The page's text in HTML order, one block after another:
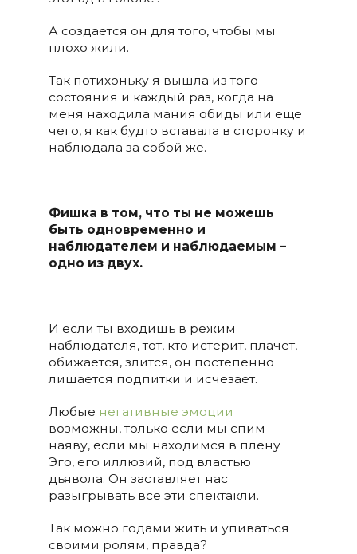
А создается он для того, чтобы мы
плохо жили.
Так потихоньку я вышла из того
состояния и каждый раз, когда на
меня находила мания обиды или еще
чего, я как будто вставала в сторонку и
наблюдала за собой же.
Фишка в том, что ты не можешь
быть одновременно и
наблюдателем и наблюдаемым –
одно из двух.
И если ты входишь в режим
наблюдателя, тот, кто истерит, плачет,
обижается, злится, он постепенно
лишается подпитки и исчезает.
Любые негативные эмоции
возможны, только если мы спим
наяву, если мы находимся в плену
Эго, его иллюзий, под властью
дьявола. Он заставляет нас
разыгрывать все эти спектакли.
Так можно годами жить и упиваться
своими ролям, правда?